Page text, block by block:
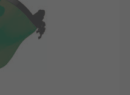
รือที่เรียกกันทั่วไปว่า
บังหน้า และ
ออกแบบมาให้